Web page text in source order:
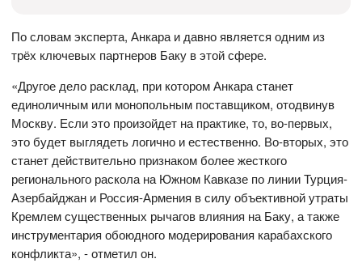
По словам эксперта, Анкара и давно является одним из
трёх ключевых партнеров Баку в этой сфере.
«Другое дело расклад, при котором Анкара станет
единоличным или монопольным поставщиком, отодвинув
Москву. Если это произойдет на практике, то, во-первых,
это будет выглядеть логично и естественно. Во-вторых, это
станет действительно признаком более жесткого
регионального раскола на Южном Кавказе по линии Турция-
Азербайджан и Россия-Армения в силу объективной утраты
Кремлем существенных рычагов влияния на Баку, а также
инструментария обоюдного модерирования карабахского
конфликта», - отметил он.